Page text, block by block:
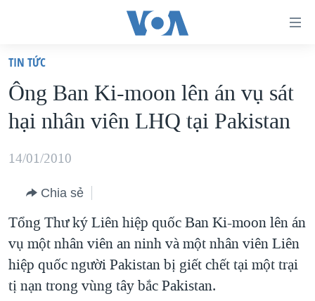
truy
cập
Tới
dung
chính
điều
hướng
chính
Đi
TRANG CHỦ
VIỆT NAM
HOA KỲ
BIỂN ĐÔNG
BLOG
DIỄN ĐÀN
MỤC
TỰ DO BÁO CHÍ
CHUYÊN ĐỀ
TIN TỨC
Ông Ban Ki-moon lên án vụ sát
hại nhân viên LHQ tại Pakistan
14/01/2010
Chia sẻ
Tổng Thư ký Liên hiệp quốc Ban Ki-moon lên án
vụ một nhân viên an ninh và một nhân viên Liên
hiệp quốc người Pakistan bị giết chết tại một trại
tị nạn trong vùng tây bắc Pakistan.